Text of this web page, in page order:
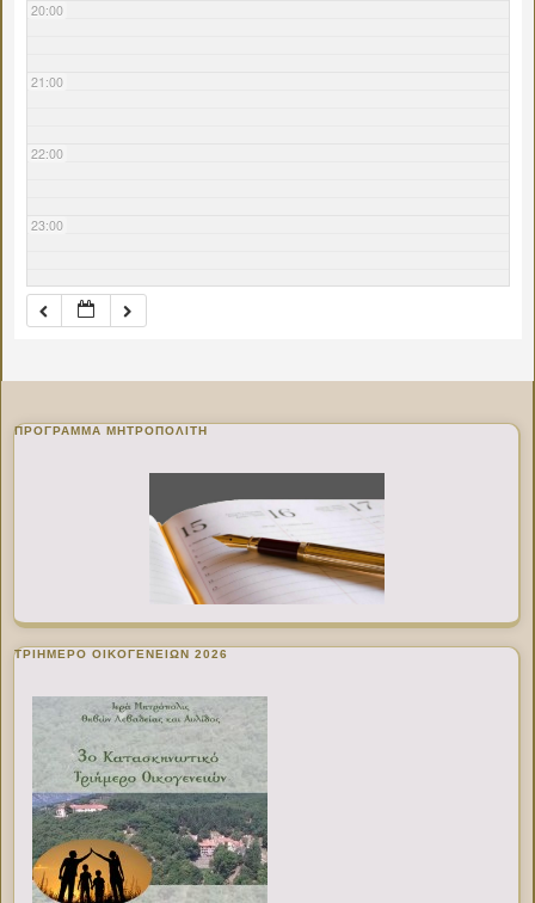
20:00
21:00
22:00
23:00
ΠΡΌΓΡΑΜΜΑ ΜΗΤΡΟΠΟΛΊΤΗ
ΤΡΙΗΜΕΡΟ ΟΙΚΟΓΕΝΕΙΩΝ 2026